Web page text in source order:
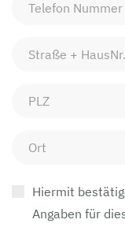
Hiermit
Angaben für